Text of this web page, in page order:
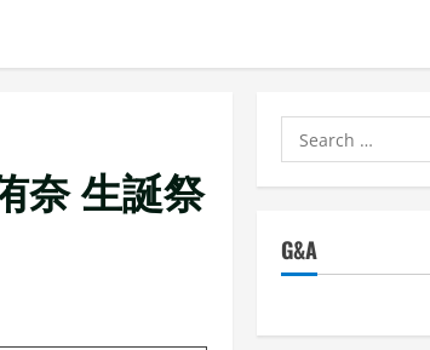
奈 生誕祭
Search
for:
G&A